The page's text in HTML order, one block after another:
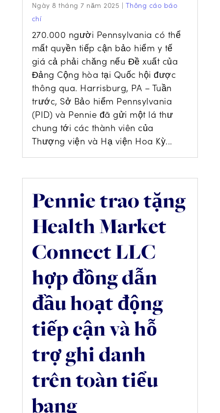
Ngày 8 tháng 7 năm 2025 | Thông cáo báo
chí
270.000 người Pennsylvania có thể
mất quyền tiếp cận bảo hiểm y tế
giá cả phải chăng nếu Đề xuất của
Đảng Cộng hòa tại Quốc hội được
thông qua. Harrisburg, PA – Tuần
trước, Sở Bảo hiểm Pennsylvania
(PID) và Pennie đã gửi một lá thư
chung tới các thành viên của
Thượng viện và Hạ viện Hoa Kỳ...
Pennie trao tặng
Health Market
Connect LLC
hợp đồng dẫn
đầu hoạt động
tiếp cận và hỗ
trợ ghi danh
trên toàn tiểu
bang